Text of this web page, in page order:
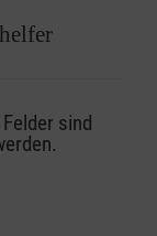
zu
sind